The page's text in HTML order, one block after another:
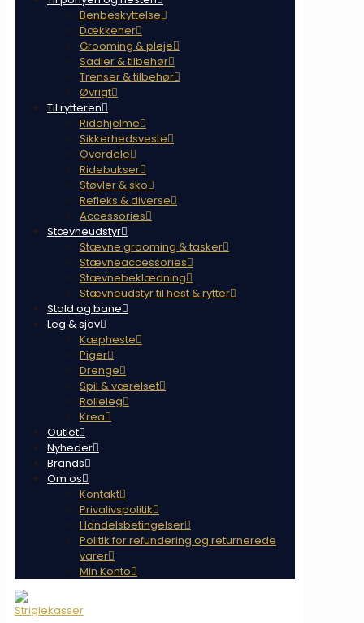
Benbeskyttelse
Dækkener
Grooming & pleje
Sadler & tilbehør
Trenser & tilbehør
Øvrigt
Til rytteren
Ridehjelme
Sikkerhedsveste
Overdele
Ridebukser
Støvler & sko
Refleks & diverse
Accessories
Stævneudstyr
Stævne grooming & tasker
Stævneaccessories
Stævnebeklædning
Stævneudstyr til hest & rytter
Stald og bane
Leg & sjov
Kæpheste
Piger
Drenge
Spil & værelset
Rolleleg
Krea
Outlet
Nyheder
Brands
Om os
Kontakt
Privalivspolitik
Handelsbetingelser
Politik for refundering og returnerede
varer
Min Konto